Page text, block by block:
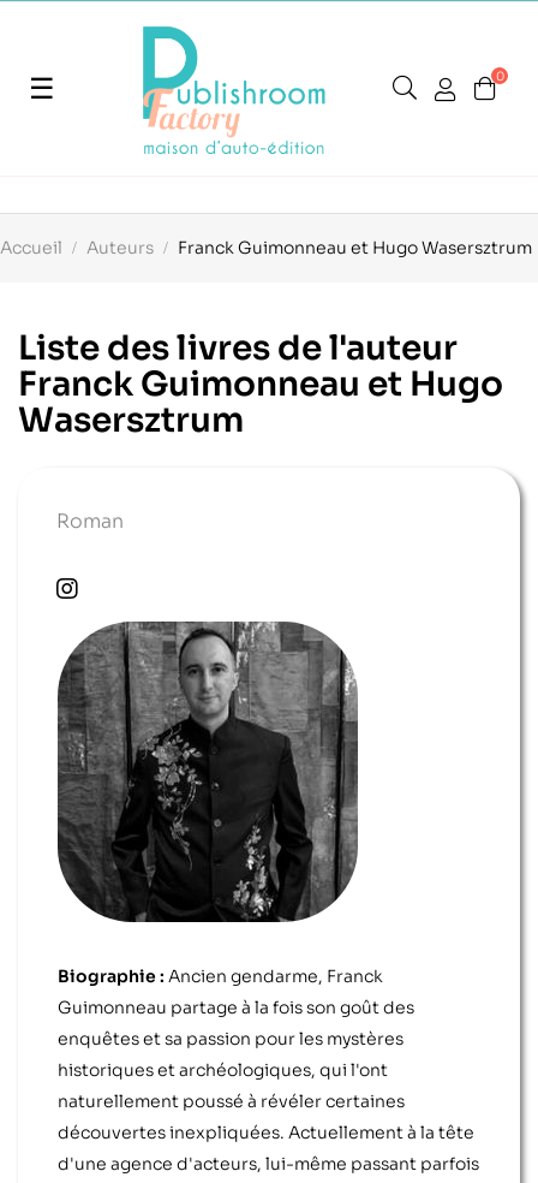
Basculer
navigation
☰ 0
Accueil Auteurs Franck Guimonneau et Hugo Wasersztrum
Liste des livres de l'auteur
Franck Guimonneau et Hugo
Wasersztrum
Roman
Biographie : Ancien gendarme, Franck
Guimonneau partage à la fois son goût des
enquêtes et sa passion pour les mystères
historiques et archéologiques, qui l'ont
naturellement poussé à révéler certaines
découvertes inexpliquées. Actuellement à la tête
d'une agence d'acteurs, lui-même passant parfois